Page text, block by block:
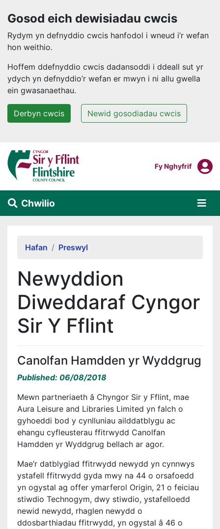
Gosod eich dewisiadau cwcis
Rydym yn defnyddio cwcis hanfodol i wneud i’r wefan
hon weithio.
Hoffem ddefnyddio cwcis dadansoddi i ddeall sut yr
ydych yn defnyddio’r wefan er mwyn i ni allu gwella
ein gwasanaethau.
Derbyn cwcis Newid gosodiadau cwcis
Neidio i'r prif gynnwys
Mewngofnodi I
Fy Nghyfrif
Chwilio
Hafan Preswyl
Newyddion
Diweddaraf Cyngor
Sir Y Fflint
Canolfan Hamdden yr Wyddgrug
Published: 06/08/2018
Mewn partneriaeth â Chyngor Sir y Fflint, mae
Aura Leisure and Libraries Limited yn falch o
gyhoeddi bod y cynlluniau ailddatblygu ac
ehangu cyfleusterau ffitrwydd Canolfan
Hamdden yr Wyddgrug bellach ar agor.
Mae’r datblygiad ffitrwydd newydd yn cynnwys
ystafell ffitrwydd gyda mwy na 44 o orsafoedd
yn ogystal ag offer ymarferol Origin, 21 o feiciau
stiwdio Technogym, dwy stiwdio, ystafelloedd
newid newydd, rhaglen newydd o
ddosbarthiadau ffitrwydd, yn ogystal â 46 o